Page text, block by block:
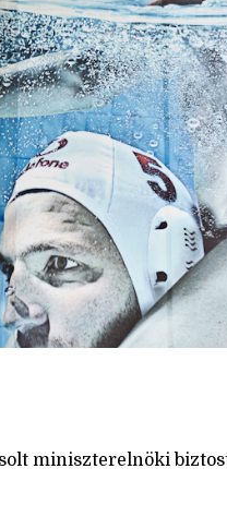
miniszterelnöki